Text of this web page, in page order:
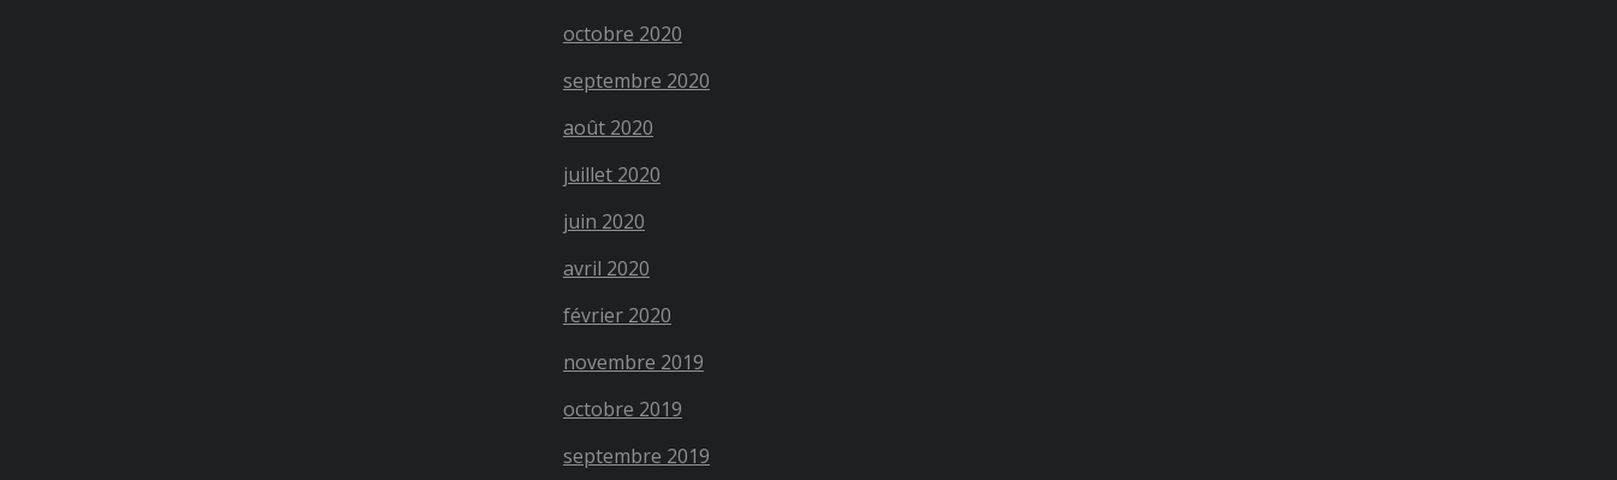
octobre 2020
septembre 2020
août 2020
juillet 2020
juin 2020
avril 2020
février 2020
novembre 2019
octobre 2019
septembre 2019